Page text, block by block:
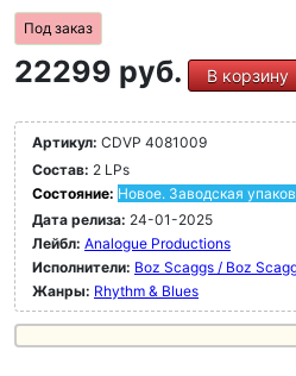
Под заказ
22299 руб. В корзину
Артикул: CDVP 4081009
Состав: 2 LPs
Состояние: Новое. Заводская
Дата релиза: 24-01-2025
Лейбл: Analogue Productions
Исполнители: Boz Scaggs / Boz
Жанры: Rhythm & Blues